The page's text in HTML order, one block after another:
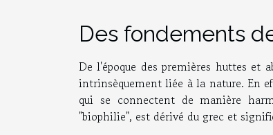
Des fondements
De l'époque des premières huttes et
intrinsèquement liée à la nature. En
qui se connectent de manière
"biophilie", est dérivé du grec et